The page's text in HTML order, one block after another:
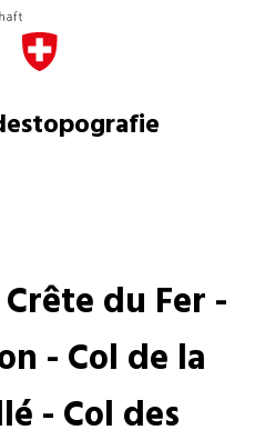
du Fer -
- Col de la
- Col des